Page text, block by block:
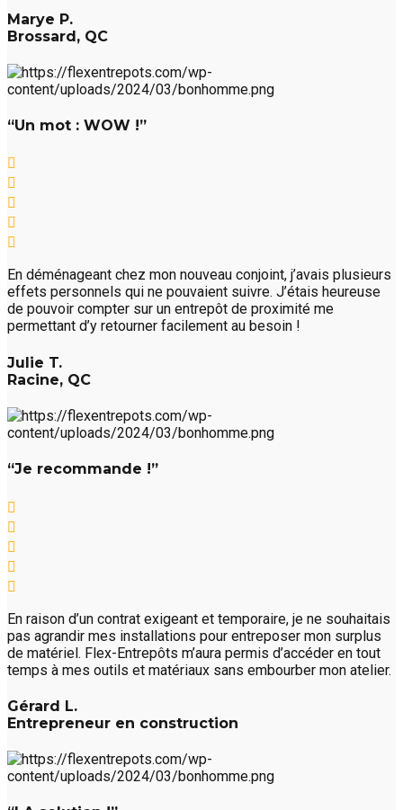
Marye P.
Brossard, QC
“Un mot : WOW !”
En déménageant chez mon nouveau conjoint, j’avais plusieurs
effets personnels qui ne pouvaient suivre. J’étais heureuse
de pouvoir compter sur un entrepôt de proximité me
permettant d’y retourner facilement au besoin !
Julie T.
Racine, QC
“Je recommande !”
En raison d’un contrat exigeant et temporaire, je ne souhaitais
pas agrandir mes installations pour entreposer mon surplus
de matériel. Flex-Entrepôts m’aura permis d’accéder en tout
temps à mes outils et matériaux sans embourber mon atelier.
Gérard L.
Entrepreneur en construction